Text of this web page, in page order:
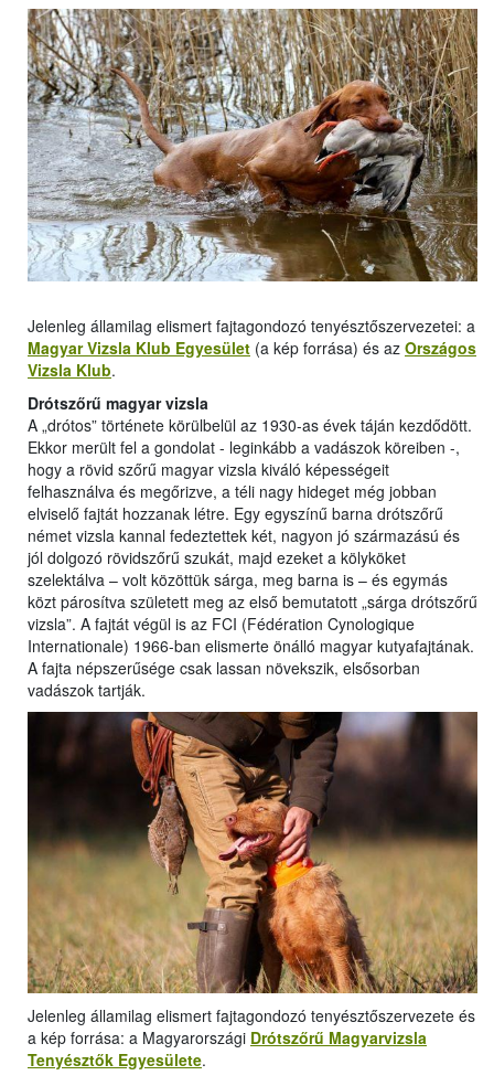
Jelenleg államilag elismert fajtagondozó tenyésztőszervezetei: a
Magyar Vizsla Klub Egyesület (a kép forrása) és az Országos
Vizsla Klub.
Drótszőrű magyar vizsla
A „drótos” története körülbelül az 1930-as évek táján kezdődött.
Ekkor merült fel a gondolat - leginkább a vadászok köreiben -,
hogy a rövid szőrű magyar vizsla kiváló képességeit
felhasználva és megőrizve, a téli nagy hideget még jobban
elviselő fajtát hozzanak létre. Egy egyszínű barna drótszőrű
német vizsla kannal fedeztettek két, nagyon jó származású és
jól dolgozó rövidszőrű szukát, majd ezeket a kölyköket
szelektálva – volt közöttük sárga, meg barna is – és egymás
közt párosítva született meg az első bemutatott „sárga drótszőrű
vizsla”. A fajtát végül is az FCI (Fédération Cynologique
Internationale) 1966-ban elismerte önálló magyar kutyafajtának.
A fajta népszerűsége csak lassan növekszik, elsősorban
vadászok tartják.
Jelenleg államilag elismert fajtagondozó tenyésztőszervezete és
a kép forrása: a Magyarországi Drótszőrű Magyarvizsla
Tenyésztők Egyesülete.